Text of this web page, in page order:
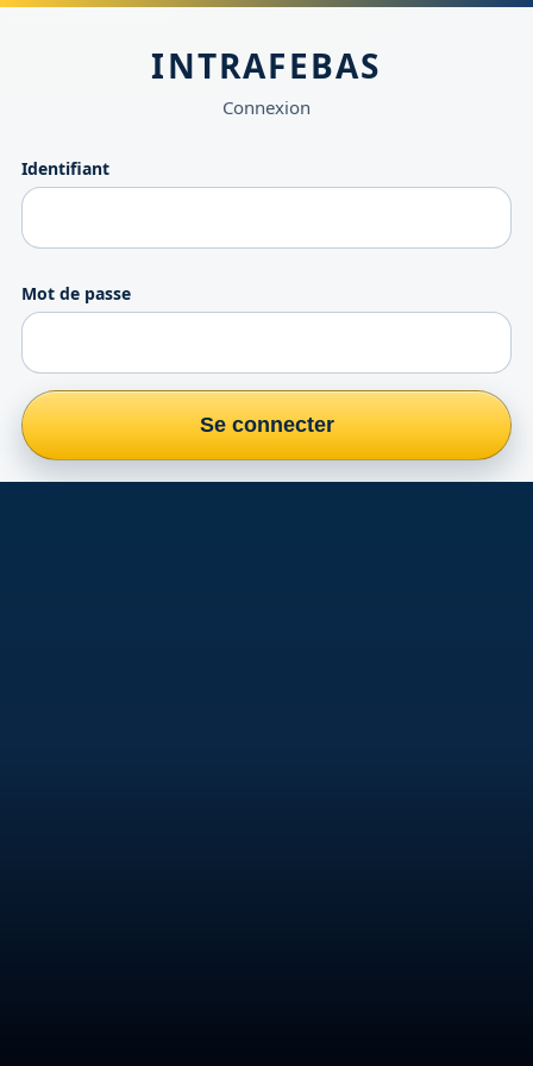
INTRAFEBAS
Connexion
Identifiant
Mot de passe
Se connecter